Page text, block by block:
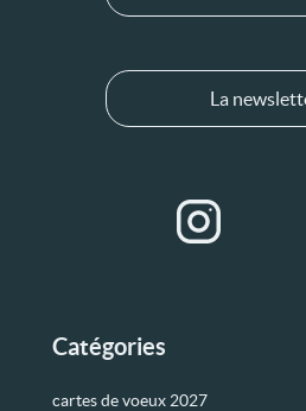
Catégories
cartes de voeux 2027
La